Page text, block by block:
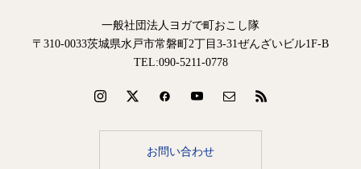
一般社団法人ヨガで町おこし隊
〒310-0033茨城県水戸市常磐町2丁目3-31ぜんざいビル1F-B
TEL:090-5211-0778
お問い合わせ